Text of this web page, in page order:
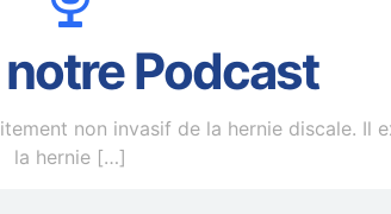
Podcast
non invasif de la hernie discale. Il
la hernie[…]